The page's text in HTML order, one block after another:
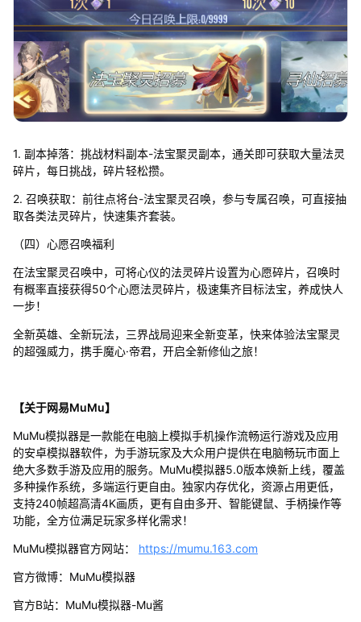
1. 副本掉落：挑战材料副本-法宝聚灵副本，通关即可获取大量法灵
碎片，每日挑战，碎片轻松攒。
2. 召唤获取：前往点将台-法宝聚灵召唤，参与专属召唤，可直接抽
取各类法灵碎片，快速集齐套装。
（四）心愿召唤福利
在法宝聚灵召唤中，可将心仪的法灵碎片设置为心愿碎片，召唤时
有概率直接获得50个心愿法灵碎片，极速集齐目标法宝，养成快人
一步！
全新英雄、全新玩法，三界战局迎来全新变革，快来体验法宝聚灵
的超强威力，携手魔心·帝君，开启全新修仙之旅！
【关于网易MuMu】
MuMu模拟器是一款能在电脑上模拟手机操作流畅运行游戏及应用
的安卓模拟器软件，为手游玩家及大众用户提供在电脑畅玩市面上
绝大多数手游及应用的服务。MuMu模拟器5.0版本焕新上线，覆盖
多种操作系统，多端运行更自由。独家内存优化，资源占用更低，
支持240帧超高清4K画质，更有自由多开、智能键鼠、手柄操作等
功能，全方位满足玩家多样化需求！
MuMu模拟器官方网站： https://mumu.163.com
官方微博：MuMu模拟器
官方B站：MuMu模拟器-Mu酱